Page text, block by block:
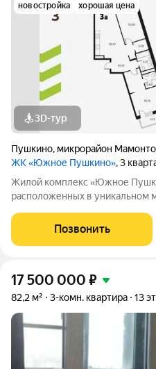
новостройка хорошая цена
3D-тур
Пушкино, микрорайон
ЖК «Южное Пушкино», 3
Жилой комплекс «Южное Пушкино» это два 17-
расположенных в уникальном
Главная особенность сочетание уединённости и развитой
инфраструктуры. «Южное
Позвонить
17 500 000 ₽
82,2 м² 3-комн. квартира 13